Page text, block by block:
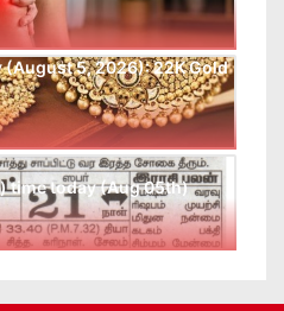
(August 5, 2026): 22K Gold
time today (Aug 05th)